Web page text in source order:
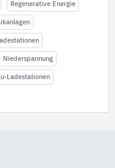
Regenerative Energie
Niederspannung
Ladestationen